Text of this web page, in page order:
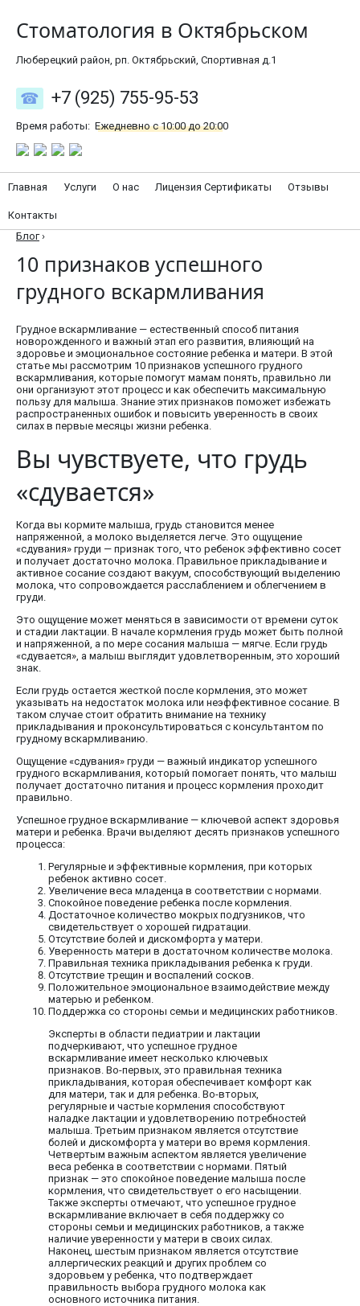
Стоматология в Октябрьском
Люберецкий район, рп. Октябрьский, Спортивная д.1
+7 (925) 755-95-53
Время работы: Ежедневно с 10:00 до 20:00
Главная Услуги О нас Лицензия Сертификаты Отзывы
Контакты
Блог ›
10 признаков успешного
грудного вскармливания
Грудное вскармливание — естественный способ питания
новорожденного и важный этап его развития, влияющий на
здоровье и эмоциональное состояние ребенка и матери. В этой
статье мы рассмотрим 10 признаков успешного грудного
вскармливания, которые помогут мамам понять, правильно ли
они организуют этот процесс и как обеспечить максимальную
пользу для малыша. Знание этих признаков поможет избежать
распространенных ошибок и повысить уверенность в своих
силах в первые месяцы жизни ребенка.
Вы чувствуете, что грудь
«сдувается»
Когда вы кормите малыша, грудь становится менее
напряженной, а молоко выделяется легче. Это ощущение
«сдувания» груди — признак того, что ребенок эффективно сосет
и получает достаточно молока. Правильное прикладывание и
активное сосание создают вакуум, способствующий выделению
молока, что сопровождается расслаблением и облегчением в
груди.
Это ощущение может меняться в зависимости от времени суток
и стадии лактации. В начале кормления грудь может быть полной
и напряженной, а по мере сосания малыша — мягче. Если грудь
«сдувается», а малыш выглядит удовлетворенным, это хороший
знак.
Если грудь остается жесткой после кормления, это может
указывать на недостаток молока или неэффективное сосание. В
таком случае стоит обратить внимание на технику
прикладывания и проконсультироваться с консультантом по
грудному вскармливанию.
Ощущение «сдувания» груди — важный индикатор успешного
грудного вскармливания, который помогает понять, что малыш
получает достаточно питания и процесс кормления проходит
правильно.
Успешное грудное вскармливание — ключевой аспект здоровья
матери и ребенка. Врачи выделяют десять признаков успешного
процесса:
Регулярные и эффективные кормления, при которых
ребенок активно сосет.
Увеличение веса младенца в соответствии с нормами.
Спокойное поведение ребенка после кормления.
Достаточное количество мокрых подгузников, что
свидетельствует о хорошей гидратации.
Отсутствие болей и дискомфорта у матери.
Уверенность матери в достаточном количестве молока.
Правильная техника прикладывания ребенка к груди.
Отсутствие трещин и воспалений сосков.
Положительное эмоциональное взаимодействие между
матерью и ребенком.
Поддержка со стороны семьи и медицинских работников.
Эксперты в области педиатрии и лактации
подчеркивают, что успешное грудное
вскармливание имеет несколько ключевых
признаков. Во-первых, это правильная техника
прикладывания, которая обеспечивает комфорт как
для матери, так и для ребенка. Во-вторых,
регулярные и частые кормления способствуют
наладке лактации и удовлетворению потребностей
малыша. Третьим признаком является отсутствие
болей и дискомфорта у матери во время кормления.
Четвертым важным аспектом является увеличение
веса ребенка в соответствии с нормами. Пятый
признак — это спокойное поведение малыша после
кормления, что свидетельствует о его насыщении.
Также эксперты отмечают, что успешное грудное
вскармливание включает в себя поддержку со
стороны семьи и медицинских работников, а также
наличие уверенности у матери в своих силах.
Наконец, шестым признаком является отсутствие
аллергических реакций и других проблем со
здоровьем у ребенка, что подтверждает
правильность выбора грудного молока как
основного источника питания.